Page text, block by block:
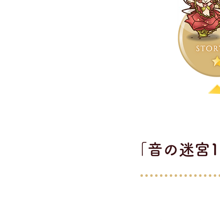
「音の迷宮